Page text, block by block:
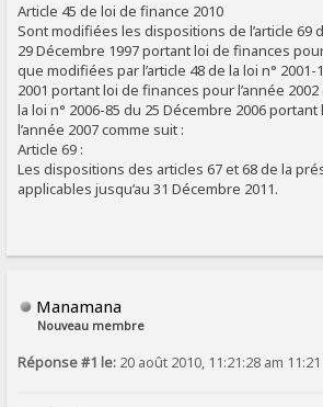
Article 45 de loi de finance 2010
Sont modifiées les dispositions de l’article 69
29 Décembre 1997 portant loi de finances
que modifiées par l’article 48 de la loi n°
2001 portant loi de finances pour l’année 2002
la loi n° 2006-85 du 25 Décembre 2006
l’année 2007 comme suit :
Article 69 :
Les dispositions des articles 67 et 68 de la
applicables jusqu’au 31 Décembre 2011.
Manamana
Nouveau membre
Réponse #1 le: 20 août 2010, 11:21:28 am 11:21